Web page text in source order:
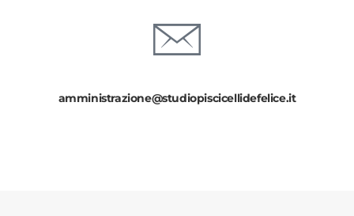
amministrazione@studiopiscicellidefelice.it